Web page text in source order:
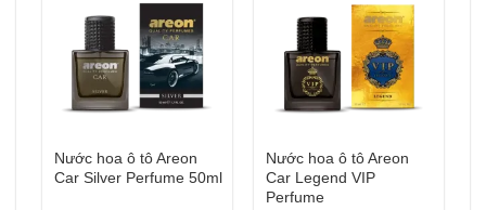
Nước hoa ô tô Areon
Car Silver Perfume 50ml
Nước hoa ô tô Areon
Car Legend VIP
Perfume